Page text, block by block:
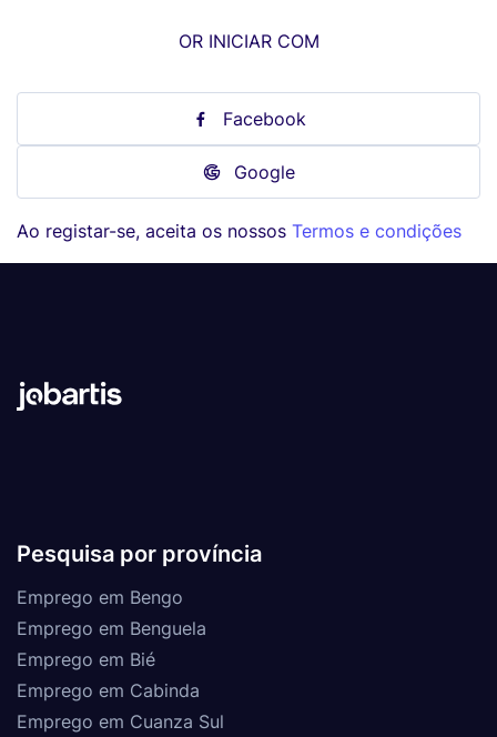
OR INICIAR COM
Facebook
Google
Ao registar-se, aceita os nossos Termos e condições
Pesquisa por província
Emprego em Bengo
Emprego em Benguela
Emprego em Bié
Emprego em Cabinda
Emprego em Cuanza Sul